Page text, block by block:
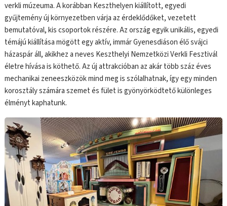
verkli múzeuma. A korábban Keszthelyen kiállított, egyedi
gyűjtemény új környezetben várja az érdeklődőket, vezetett
bemutatóval, kis csoportok részére. Az ország egyik unikális, egyedi
témájú kiállítása mögött egy aktív, immár Gyenesdiáson élő svájci
házaspár áll, akikhez a neves Keszthelyi Nemzetközi Verkli Fesztivál
életre hívása is köthető. Az új attrakcióban az akár több száz éves
mechanikai zeneeszközök mind meg is szólalhatnak, így egy minden
korosztály számára szemet és fület is gyönyörködtető különleges
élményt kaphatunk.